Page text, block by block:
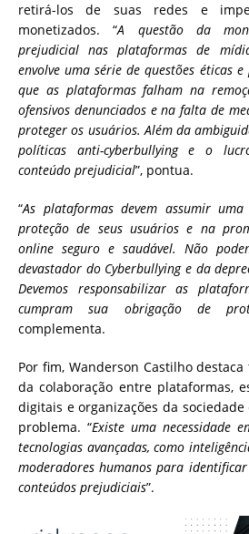
retirá-los de suas redes e
monetizados. “A questão da
prejudicial nas plataformas de
envolve uma série de questões éticas
que as plataformas falham na
ofensivos denunciados e na falta de
proteger os usuários. Além da
políticas anti-cyberbullying e o
conteúdo prejudicial”, pontua.
“As plataformas devem assumir
proteção de seus usuários e na
online seguro e saudável. Não
devastador do Cyberbullying e da
Devemos responsabilizar as
cumpram sua obrigação de
complementa.
Por fim, Wanderson Castilho
da colaboração entre plataformas,
digitais e organizações da
problema. “Existe uma necessidade
tecnologias avançadas, como
moderadores humanos para
conteúdos prejudiciais”.